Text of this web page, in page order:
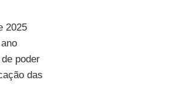
2025
poder
das